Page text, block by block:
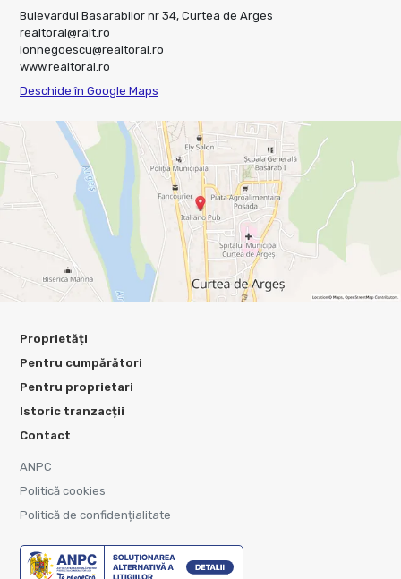
Bulevardul Basarabilor nr 34, Curtea de Arges
realtorai@rait.ro
ionnegoescu@realtorai.ro
www.realtorai.ro
Deschide în Google Maps
Proprietăți
Pentru cumpărători
Pentru proprietari
Istoric tranzacții
Contact
ANPC
Politică cookies
Politică de confidențialitate